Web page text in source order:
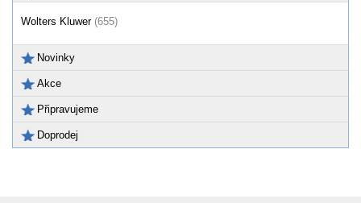
Wolters Kluwer (655)
Novinky
Akce
Připravujeme
Doprodej